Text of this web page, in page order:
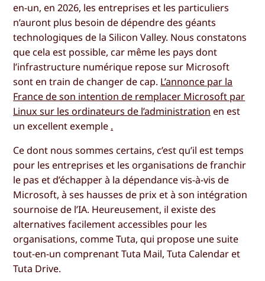
en-un, en 2026, les entreprises et les particuliers
n’auront plus besoin de dépendre des géants
technologiques de la Silicon Valley. Nous constatons
que cela est possible, car même les pays dont
l’infrastructure numérique repose sur Microsoft
sont en train de changer de cap. L’annonce par la
France de son intention de remplacer Microsoft par
Linux sur les ordinateurs de l’administration en est
un excellent exemple .
Ce dont nous sommes certains, c’est qu’il est temps
pour les entreprises et les organisations de franchir
le pas et d’échapper à la dépendance vis-à-vis de
Microsoft, à ses hausses de prix et à son intégration
sournoise de l’IA. Heureusement, il existe des
alternatives facilement accessibles pour les
organisations, comme Tuta, qui propose une suite
tout-en-un comprenant Tuta Mail, Tuta Calendar et
Tuta Drive.